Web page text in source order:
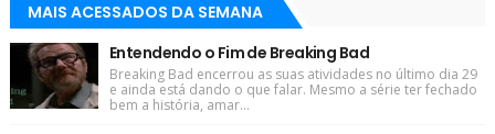
MAIS ACESSADOS DA SEMANA
Entendendo o Fim de Breaking Bad
Breaking Bad encerrou as suas atividades no último dia 29
e ainda está dando o que falar. Mesmo a série ter fechado
bem a história, amar...